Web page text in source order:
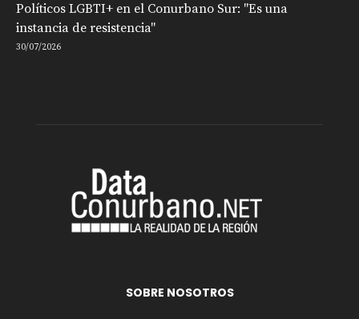
Políticos LGBTI+ en el Conurbano Sur: "Es una
instancia de resistencia"
30/07/2026
SOBRE NOSOTROS